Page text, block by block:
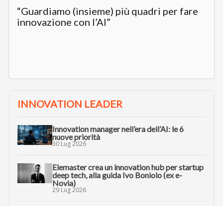
“Guardiamo (insieme) più quadri per fare
innovazione con l’AI”
INNOVATION LEADER
Innovation manager nell’era dell’AI: le 6
nuove priorità
30 Lug 2026
Elemaster crea un innovation hub per startup
deep tech, alla guida Ivo Boniolo (ex e-
Novia)
29 Lug 2026